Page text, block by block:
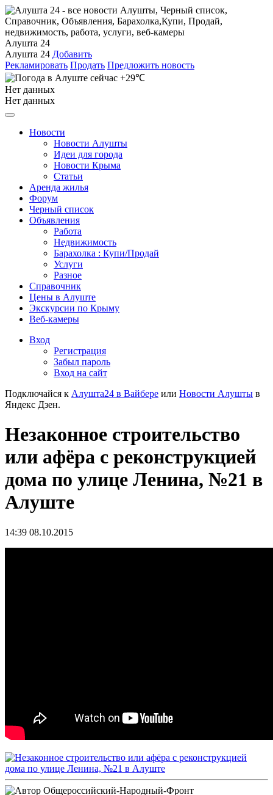
Алушта 24
Алушта 24 Добавить
Рекламировать Продать Предложить новость
+29℃
Нет данных
Нет данных
Новости
Новости Алушты
Идеи для города
Новости Крыма
Статьи
Аренда жилья
Форум
Черный список
Объявления
Работа
Недвижимость
Барахолка : Купи/Продай
Услуги
Разное
Справочник
Цены в Алуште
Экскурсии по Крыму
Веб-камеры
Вход
Регистрация
Забыл пароль
Вход на сайт
Подключайся к Алушта24 в Вайбере или Новости Алушты в
Яндекс Дзен.
Незаконное строительство
или афёра с реконструкцией
дома по улице Ленина, №21 в
Алуште
14:39 08.10.2015